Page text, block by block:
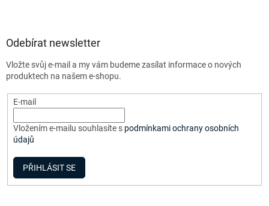
Odebírat newsletter
Vložte svůj e-mail a my vám budeme zasílat informace o nových
produktech na našem e-shopu.
E-mail
Vložením e-mailu souhlasíte s podmínkami ochrany osobních
údajů
PŘIHLÁSIT SE